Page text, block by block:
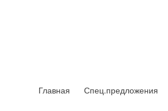
Главная Спец.предложения